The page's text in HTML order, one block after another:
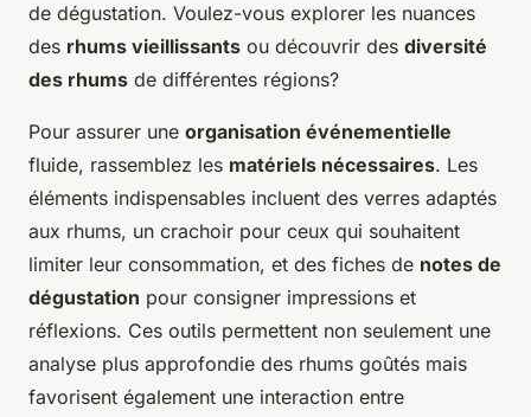
de dégustation. Voulez-vous explorer les nuances
des rhums vieillissants ou découvrir des diversité
des rhums de différentes régions?
Pour assurer une organisation événementielle
fluide, rassemblez les matériels nécessaires. Les
éléments indispensables incluent des verres adaptés
aux rhums, un crachoir pour ceux qui souhaitent
limiter leur consommation, et des fiches de notes de
dégustation pour consigner impressions et
réflexions. Ces outils permettent non seulement une
analyse plus approfondie des rhums goûtés mais
favorisent également une interaction entre